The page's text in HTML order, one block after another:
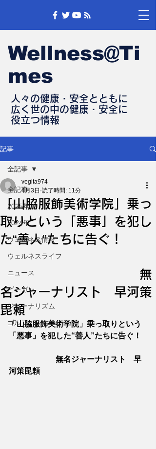
Wellness@Ti
mes
人々の健康・安全とともに
​広く世の中の健康・安全に
​役立つ情報
記事
全記事
2025年
2024年
ウェルネス情報
ウェルネスライフ
ニュース
ビーガン
ジャーナリズム
ゴルフ
全記事
「山脇服飾美術学院」乗っ
取りという「悪事」を犯し
た“善人”たちに告ぐ！
無
名ジャーナリスト 早河策
毘頼
vegita974
4月3日 読了時間: 11分
「山脇服飾美術学院」乗っ取りという
「悪事」を犯した“善人”たちに告ぐ！
無名ジャーナリスト　早
河策毘頼